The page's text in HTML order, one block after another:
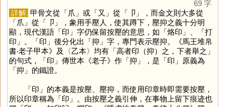
69 字
詳解: 甲骨文從「爪 」或「又 」從「 卩 」，而金文則大多從
「爪 」從「 卩 」，象用手壓人，使其蹲下，壓抑之義十分明
顯，現代漢語「印 」字仍保留按壓的意思，如「烙印」、「打
印」。「印 」後分化出「抑 」字，專門表示壓抑。《馬王堆帛
書‧老子甲本》及〈乙本〉均有「高者印（抑）之，下者舉之」
的句式，「印 」傳世本《老子》作「抑 」，是「印 」原義為
「抑 」的鐵證。
「印 」的本義是按壓、壓抑，而使用印章時即需要按壓，
所以印章稱為「印 」。由按壓之義引伸，在事物上留下痕迹也